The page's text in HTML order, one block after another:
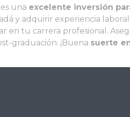
una excelente inversión
y adquirir experiencia
en tu carrera profesional.
graduación. ¡Buena suerte